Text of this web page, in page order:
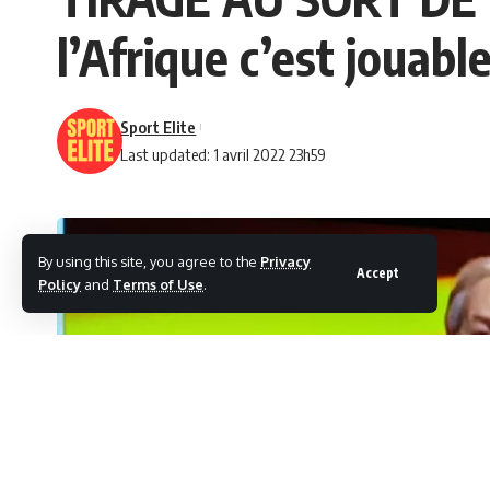
By using this site, you agree to the Privacy
Policy and Terms of Use.
Accept
l’Afrique c’est
Last updated: 1 avril 2022 23h59
Sport Elite